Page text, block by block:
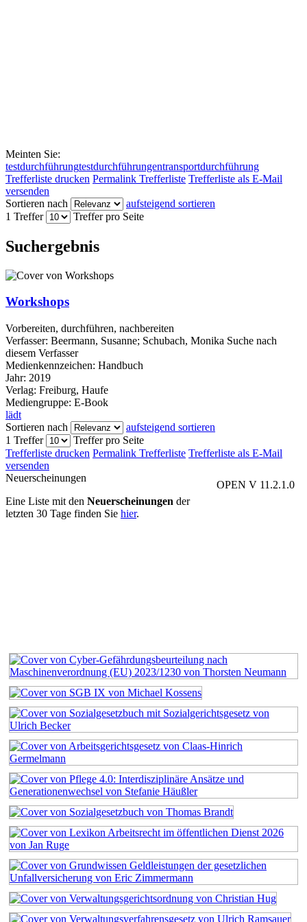
Meinten Sie:
testdurchführungtestdurchführungentransportdurchführung
Trefferliste drucken Permalink Trefferliste Trefferliste als E-Mail
versenden
Sortieren nach
aufsteigend sortieren
1 Treffer
Treffer pro Seite
Suchergebnis
Workshops
Vorbereiten, durchführen, nachbereiten
Verfasser: Beermann, Susanne; Schubach, Monika Suche nach
diesem Verfasser
Medienkennzeichen: Handbuch
Jahr: 2019
Verlag: Freiburg, Haufe
Mediengruppe: E-Book
lädt
Sortieren nach
aufsteigend sortieren
1 Treffer
Treffer pro Seite
Trefferliste drucken Permalink Trefferliste Trefferliste als E-Mail
versenden
OPEN V 11.2.1.0
Neuerscheinungen
Eine Liste mit den Neuerscheinungen der
letzten 30 Tage finden Sie hier.